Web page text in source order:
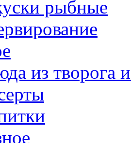
рыбные
из творога